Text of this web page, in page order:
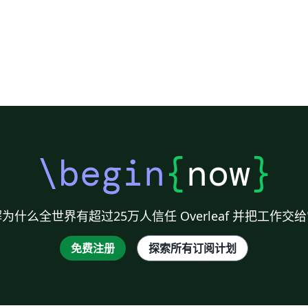
\begin{now}
什么全世界有超过25万人信任 Overleaf 并把工作交
免费注册 探索所有订阅计划